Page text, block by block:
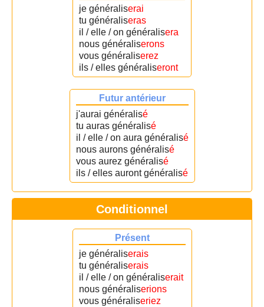
je généraliserai
tu généraliseras
il / elle / on généralisera
nous généraliserons
vous généraliserez
ils / elles généraliseront
Futur antérieur
j'aurai généralisé
tu auras généralisé
il / elle / on aura généralisé
nous aurons généralisé
vous aurez généralisé
ils / elles auront généralisé
Conditionnel
Présent
je généraliserais
tu généraliserais
il / elle / on généraliserait
nous généraliserions
vous généraliseriez